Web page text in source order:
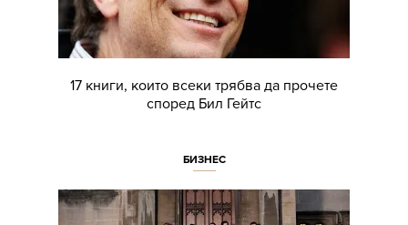
17 книги, които всеки трябва да прочете
според Бил Гейтс
БИЗНЕС